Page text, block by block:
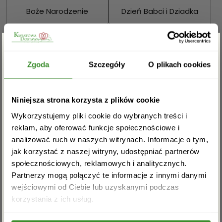
Zgoda Szczegóły O plikach cookies
Niniejsza strona korzysta z plików cookie
Wykorzystujemy pliki cookie do wybranych treści i
reklam, aby oferować funkcje społecznościowe i
analizować ruch w naszych witrynach. Informacje o tym,
jak korzystać z naszej witryny, udostępniać partnerów
społecznościowych, reklamowych i analitycznych.
Partnerzy mogą połączyć te informacje z innymi danymi
wejściowymi od Ciebie lub uzyskanymi podczas
korzystania z ich usług.
Boże Narodzenie Dzień Babci i Dziadka
Walentynki Dzień Kobiet
Wielkanoc Dzień Mamy
Sprawdź również:
Bukiety mieszane Kosze kwiatowe
Zgarnij rabat -5%
Zapisz się do newslettera i zgarnij
rabat na pierwsze zakupy!
Akceptuję regulamin i wyrażam zgodę na
przetwarzanie powyższych danych osobowych